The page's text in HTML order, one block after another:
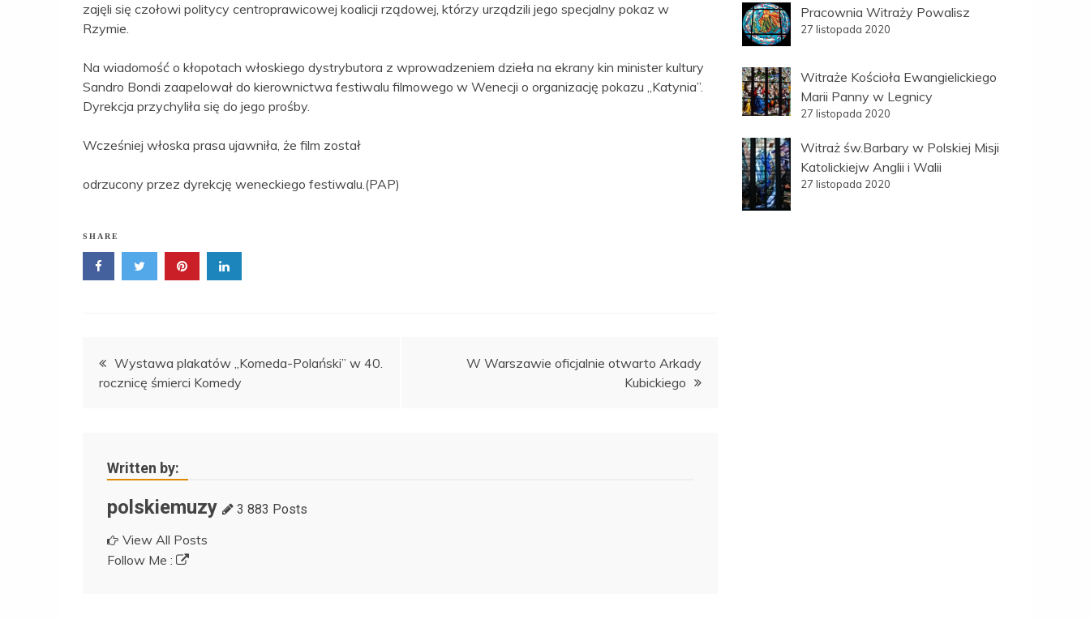
zajęli się czołowi politycy centroprawicowej koalicji rządowej, którzy urządzili jego specjalny pokaz w
Rzymie.
Na wiadomość o kłopotach włoskiego dystrybutora z wprowadzeniem dzieła na ekrany kin minister kultury
Sandro Bondi zaapelował do kierownictwa festiwalu filmowego w Wenecji o organizację pokazu „Katynia”.
Dyrekcja przychyliła się do jego prośby.
Wcześniej włoska prasa ujawniła, że film został
odrzucony przez dyrekcję weneckiego festiwalu.(PAP)
SHARE
Nawigacja
wpisu
Wystawa plakatów „Komeda-Polański” w 40.
rocznicę śmierci Komedy
W Warszawie oficjalnie otwarto Arkady
Kubickiego
Written by:
polskiemuzy 3 883 Posts
View All Posts
Follow Me :
Pracownia Witraży Powalisz
27 listopada 2020
Witraże Kościoła Ewangielickiego
Marii Panny w Legnicy
27 listopada 2020
Witraż św.Barbary w Polskiej Misji
Katolickiejw Anglii i Walii
27 listopada 2020